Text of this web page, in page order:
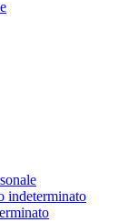
indeterminato